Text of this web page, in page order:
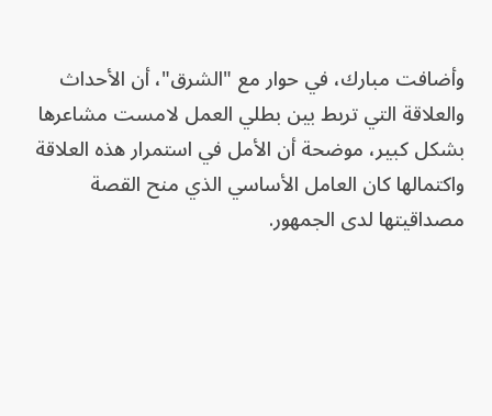
وأضافت مبارك، في حوار مع "الشرق"، أن الأحداث
والعلاقة التي تربط بين بطلي العمل لامست مشاعرها
بشكل كبير، موضحة أن الأمل في استمرار هذه العلاقة
واكتمالها كان العامل الأساسي الذي منح القصة
مصداقيتها لدى الجمهور.